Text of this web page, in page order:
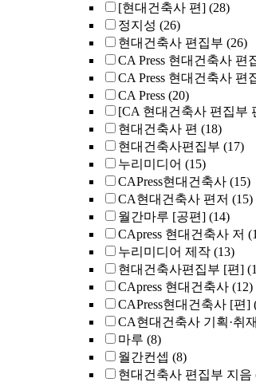
[현대건축사 편] (28)
정지성 (26)
현대건축사 편집부 (26)
CA Press 현대건축사 편
CA Press 현대건축사 편
CA Press (20)
[CA 현대건축사 편집부
현대건축사 편 (18)
현대건축사편집부 (17)
누리미디어 (15)
CAPress현대건축사 (15)
CA현대건축사 편저 (15)
월간마루 [공편] (14)
CApress 현대건축사 저
누리미디어 제작 (13)
현대건축사편집부 [편]
CApress 현대건축사 (12)
CAPress현대건축사 [편]
CA현대건축사 기획·취재
마루 (8)
월간컨셉 (8)
현대건축사 편집부 지음